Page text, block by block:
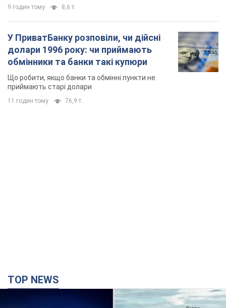
9 годин тому 8,6 т.
У ПриватБанку розповіли, чи дійсні
долари 1996 року: чи приймають
обмінники та банки такі купюри
Що робити, якщо банки та обмінні пункти не
приймають старі долари
11 годин тому 76,9 т.
TOP NEWS